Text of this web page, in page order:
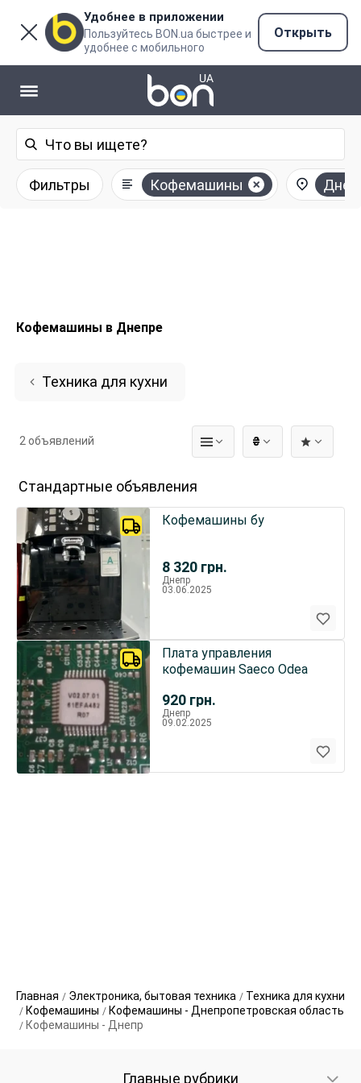
Удобнее в приложении
Пользуйтесь BON.ua быстрее и
удобнее с мобильного
Открыть
Фильтры Кофемашины
Кофемашины в Днепре
Техника для кухни
₴
2 объявлений
Стандартные объявления
8 320 грн.
Кофемашины бу
Днепр
03.06.2025
920 грн.
Плата управления
кофемашин Saeco Odea
Днепр
09.02.2025
Главная Электроника, бытовая техника
Техника для кухни
Кофемашины
Кофемашины - Днепропетровская область
Кофемашины - Днепр
Главные рубрики